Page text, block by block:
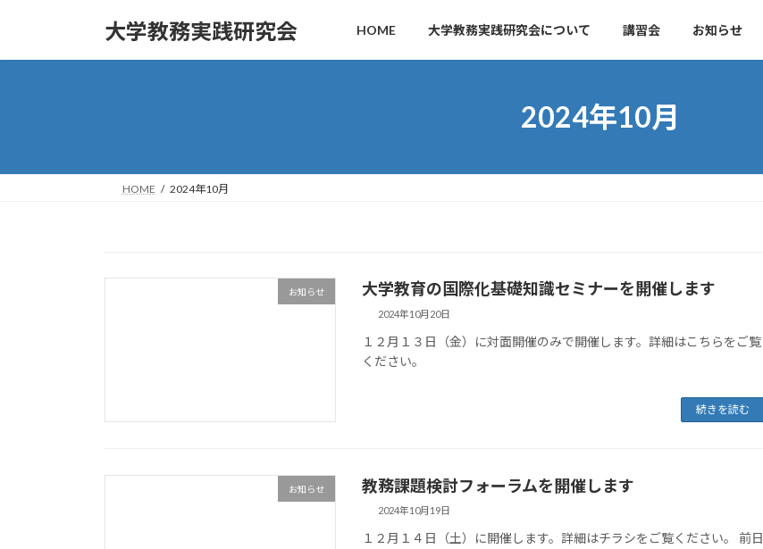
大学教務実践研究会 HOME 大学教務実践研究会について 講習会 お知らせ
2024年10月
HOME 2024年10月
お知らせ 大学教育の国際化基礎知識セミナーを開催します
2024年10月20日
１２月１３日（金）に対面開催のみで開催します。詳細はこちらをご覧
ください。
続きを読む
お知らせ 教務課題検討フォーラムを開催します
2024年10月19日
１２月１４日（土）に開催します。詳細はチラシをご覧ください。 前日